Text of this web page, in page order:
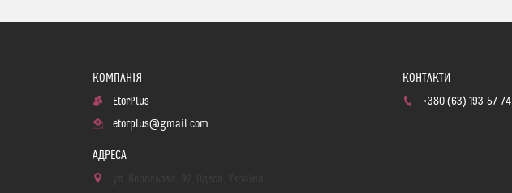
EtorPlus
etorplus@gmail.com
+380 (63) 193-57-74